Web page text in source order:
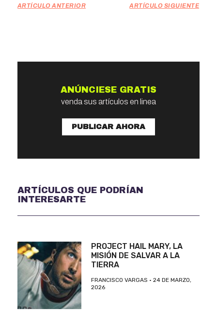
ARTÍCULO ANTERIOR ARTÍCULO SIGUIENTE
ANÚNCIESE GRATIS
venda sus artículos en linea
PUBLICAR AHORA
ARTÍCULOS QUE PODRÍAN
INTERESARTE
PROJECT HAIL MARY, LA
MISIÓN DE SALVAR A LA
TIERRA
FRANCISCO VARGAS
24 DE MARZO,
2026